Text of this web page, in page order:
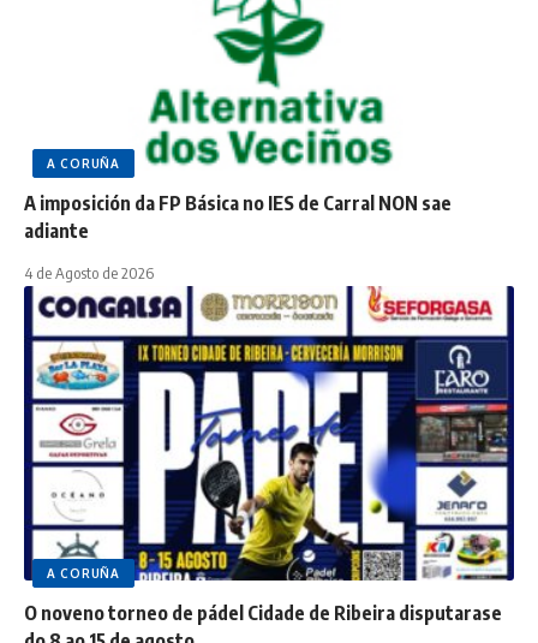
A CORUÑA
A imposición da FP Básica no IES de Carral NON sae
adiante
4 de Agosto de 2026
A CORUÑA
O noveno torneo de pádel Cidade de Ribeira disputarase